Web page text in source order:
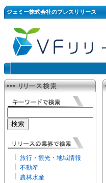
ジェミー株式会社のプレスリリース
旅行・観光・地域情報
不動産
農林水産